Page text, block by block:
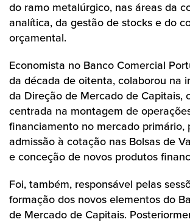
do ramo metalúrgico, nas áreas da
analítica, da gestão de stocks e do
orçamental.
Economista no Banco Comercial
da década de oitenta, colaborou na
da Direção de Mercado de Capitais,
centrada na montagem de
financiamento no mercado primário,
admissão à cotação nas Bolsas de
e conceção de novos produtos
Foi, também, responsável pelas
formação dos novos elementos do
de Mercado de Capitais.